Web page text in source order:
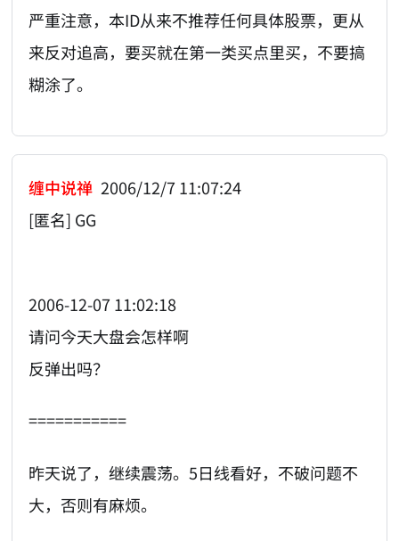
严重注意，本ID从来不推荐任何具体股票，更从
来反对追高，要买就在第一类买点里买，不要搞
糊涂了。
缠中说禅 2006/12/7 11:07:24
[匿名] GG
2006-12-07 11:02:18
请问今天大盘会怎样啊
反弹出吗？
===========
昨天说了，继续震荡。5日线看好，不破问题不
大，否则有麻烦。